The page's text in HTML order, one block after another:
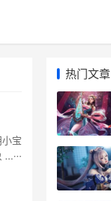
宝
热门文章